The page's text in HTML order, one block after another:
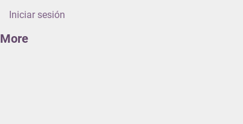
More
Iniciar sesión